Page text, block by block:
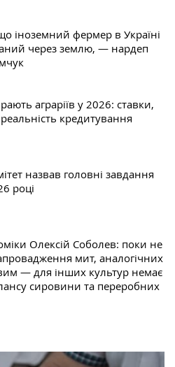
іноземний фермер в Україні
через землю, — нардеп
аграріїв у 2026: ставки,
кредитування
назвав головні завдання
році
Олексій Соболев: поки не
мит, аналогічних
— для інших культур немає
сировини та переробних